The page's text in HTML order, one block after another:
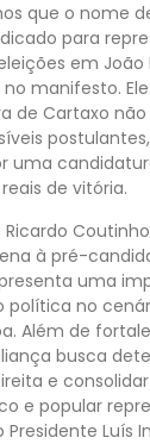
que o nome
para
em João
manifesto.
de Cartaxo
uma
de vitória.
à pré-
uma
política no
Além de
busca
e
e popular
Luís